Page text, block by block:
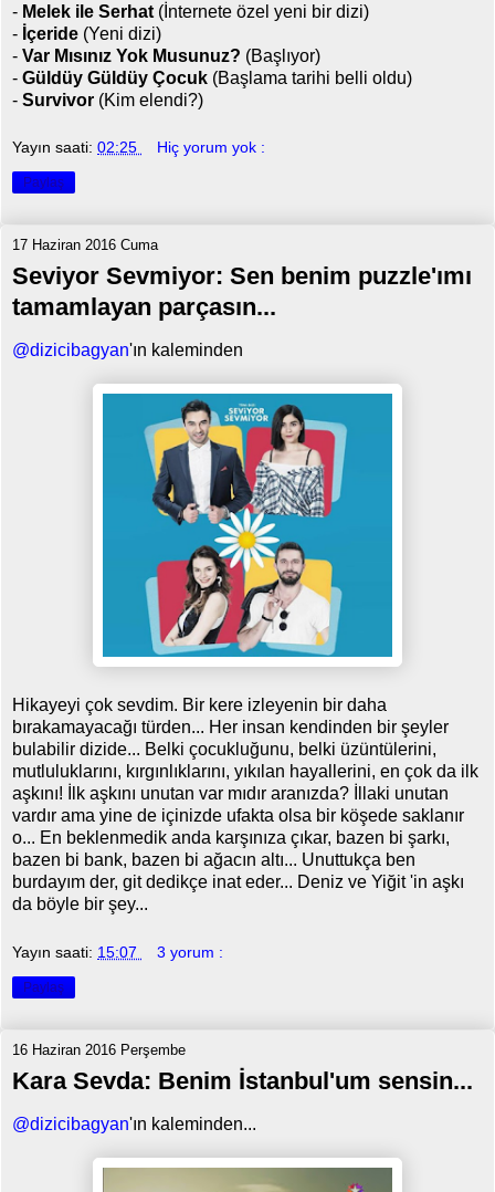
- Melek ile Serhat (İnternete özel yeni bir dizi)
- İçeride (Yeni dizi)
- Var Mısınız Yok Musunuz? (Başlıyor)
- Güldüy Güldüy Çocuk (Başlama tarihi belli oldu)
- Survivor (Kim elendi?)
Yayın saati: 02:25 Hiç yorum yok :
Paylaş
17 Haziran 2016 Cuma
Seviyor Sevmiyor: Sen benim puzzle'ımı
tamamlayan parçasın...
@dizicibagyan'ın kaleminden
Hikayeyi çok sevdim. Bir kere izleyenin bir daha
bırakamayacağı türden... Her insan kendinden bir şeyler
bulabilir dizide... Belki çocukluğunu, belki üzüntülerini,
mutluluklarını, kırgınlıklarını, yıkılan hayallerini, en çok da ilk
aşkını! İlk aşkını unutan var mıdır aranızda? İllaki unutan
vardır ama yine de içinizde ufakta olsa bir köşede saklanır
o... En beklenmedik anda karşınıza çıkar, bazen bi şarkı,
bazen bi bank, bazen bi ağacın altı... Unuttukça ben
burdayım der, git dedikçe inat eder... Deniz ve Yiğit 'in aşkı
da böyle bir şey...
Yayın saati: 15:07 3 yorum :
Paylaş
16 Haziran 2016 Perşembe
Kara Sevda: Benim İstanbul'um sensin...
@dizicibagyan'ın kaleminden...